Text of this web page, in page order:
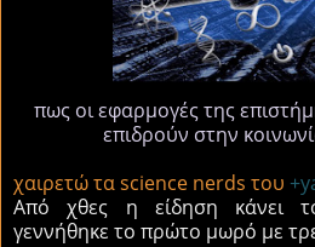
πως οι εφαρμογές της
επιδρούν στην
χαιρετώ ταscience nerds του
Από χθες η είδηση κάνει
γεννήθηκε το πρώτο μωρό με